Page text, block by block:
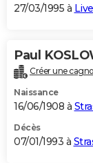
27/03/1995 à
Paul
Créer une
Naissance
16/06/1908 à
Décès
07/01/1993 à